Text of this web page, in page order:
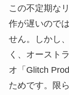
この不定期な
作が遅いので
せん。しかし
く、オースト
オ「Glitch
ためです。限